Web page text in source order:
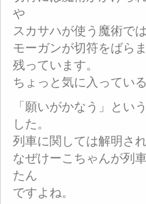
や
スカサハが使う魔術で
モーガンが切符をばら
残っています。
ちょっと気に入ってい
「願いがかなう」とい
した。
列車に関しては解明さ
なぜけーこちゃんが列
たん
ですよね。